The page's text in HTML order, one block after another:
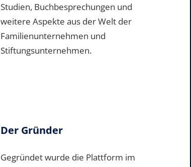
Studien, Buchbesprechungen und
weitere Aspekte aus der Welt der
Familienunternehmen und
Stiftungsunternehmen.
Der Gründer
Gegründet wurde die Plattform im